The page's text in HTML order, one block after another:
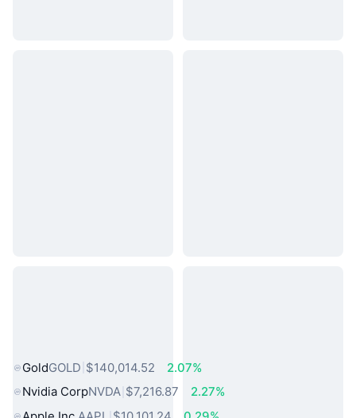
GoldGOLD $140,014.52
2.07%
Nvidia CorpNVDA $7,216.87
2.27%